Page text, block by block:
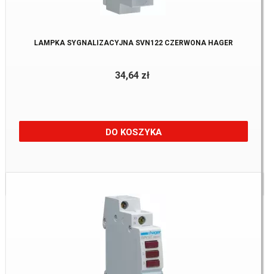
LAMPKA SYGNALIZACYJNA SVN122 CZERWONA HAGER
34,64 zł
DO KOSZYKA
Dostępne:26 Szt.